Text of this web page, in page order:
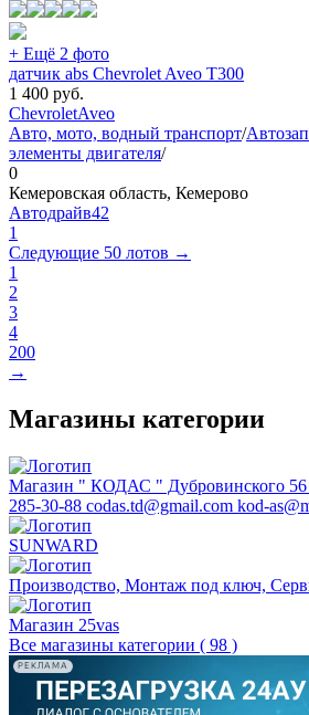
+ Ещё 2 фото
датчик abs Chevrolet Aveo T300
1 400 руб.
ChevroletAveo
Авто, мото, водный транспорт/
элементы двигателя/
0
Кемеровская область, Кемерово
Автодрайв42
1
Следующие 50 лотов →
1
2
3
4
200
→
Магазины категории
Магазин " КОДАС " Дубровинского 56
285-30-88 codas.td@gmail.com kod-
SUNWARD
Производство, Монтаж под ключ,
Магазин 25vas
Все магазины категории ( 98 )
РЕКЛАМА